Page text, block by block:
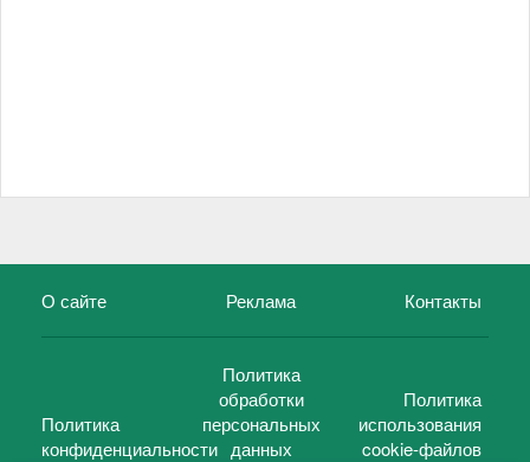
О сайте Реклама Контакты
Политика
конфиденциальности
Политика
обработки
персональных
данных
Политика
использования
cookie-файлов